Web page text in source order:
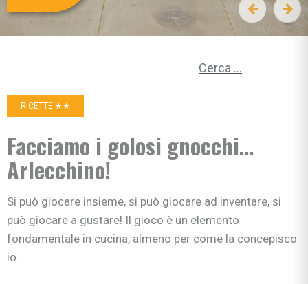
RICETTE ★★
Facciamo i golosi gnocchi…
Arlecchino!
Si può giocare insieme, si può giocare ad inventare, si
può giocare a gustare! Il gioco è un elemento
fondamentale in cucina, almeno per come la concepisco
io...